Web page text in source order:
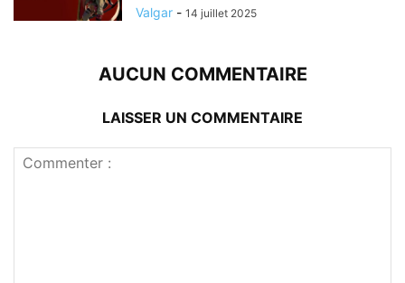
Valgar - 14 juillet 2025
AUCUN COMMENTAIRE
LAISSER UN COMMENTAIRE